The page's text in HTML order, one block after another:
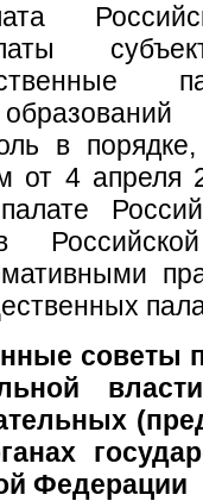
в
от 4 апреля
советы
Федерации